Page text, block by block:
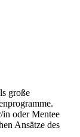
große
in oder Mentee
Ansätze des